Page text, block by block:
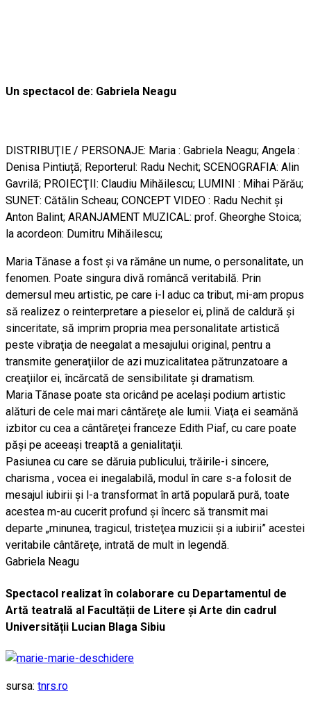
Un spectacol de: Gabriela Neagu
DISTRIBUŢIE / PERSONAJE: Maria : Gabriela Neagu; Angela :
Denisa Pintiuță; Reporterul: Radu Nechit; SCENOGRAFIA: Alin
Gavrilă; PROIECŢII: Claudiu Mihăilescu; LUMINI : Mihai Părău;
SUNET: Cătălin Scheau; CONCEPT VIDEO : Radu Nechit și
Anton Balint; ARANJAMENT MUZICAL: prof. Gheorghe Stoica;
la acordeon: Dumitru Mihăilescu;
Maria Tănase a fost și va rămâne un nume, o personalitate, un
fenomen. Poate singura divă româncă veritabilă. Prin
demersul meu artistic, pe care i-l aduc ca tribut, mi-am propus
să realizez o reinterpretare a pieselor ei, plină de caldură şi
sinceritate, să imprim propria mea personalitate artistică
peste vibraţia de neegalat a mesajului original, pentru a
transmite generaţiilor de azi muzicalitatea pătrunzatoare a
creaţiilor ei, încărcată de sensibilitate şi dramatism.
Maria Tănase poate sta oricând pe acelaşi podium artistic
alături de cele mai mari cântăreţe ale lumii. Viaţa ei seamănă
izbitor cu cea a cântăreţei franceze Edith Piaf, cu care poate
păşi pe aceeaşi treaptă a genialitaţii.
Pasiunea cu care se dăruia publicului, trăirile-i sincere,
charisma , vocea ei inegalabilă, modul în care s-a folosit de
mesajul iubirii şi l-a transformat în artă populară pură, toate
acestea m-au cucerit profund şi încerc să transmit mai
departe „minunea, tragicul, tristeţea muzicii şi a iubirii” acestei
veritabile cântăreţe, intrată de mult in legendă.
Gabriela Neagu
Spectacol realizat în colaborare cu Departamentul de
Artă teatrală al Facultății de Litere și Arte din cadrul
Universității Lucian Blaga Sibiu
sursa: tnrs.ro